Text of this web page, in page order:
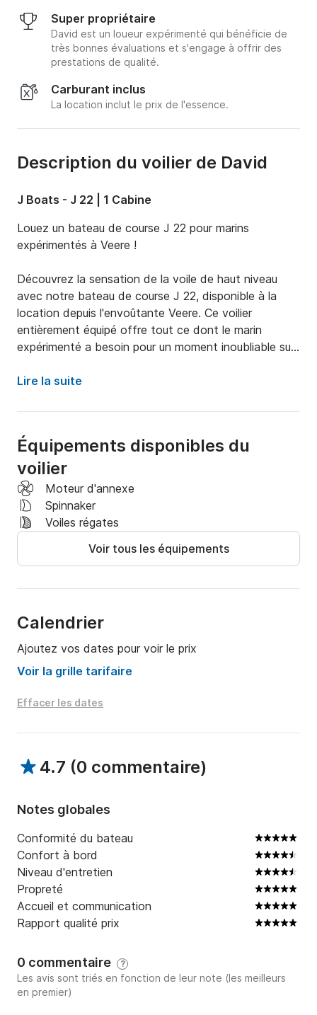
Super propriétaire
David est un loueur expérimenté qui bénéficie de
très bonnes évaluations et s'engage à offrir des
prestations de qualité.
Carburant inclus
La location inclut le prix de l'essence.
Description du voilier de David
J Boats - J 22 | 1 Cabine
Louez un bateau de course J 22 pour marins
expérimentés à Veere !
Découvrez la sensation de la voile de haut niveau
avec notre bateau de course J 22, disponible à la
location depuis l'envoûtante Veere. Ce voilier
entièrement équipé offre tout ce dont le marin
expérimenté a besoin pour un moment inoubliable sur
Moteur hors-bord de 4 CV : Pour des manœuvres
faciles et des sorties en douceur.
Voiles haute performance : Y compris un spinnaker,
pour une vitesse et une maniabilité optimales.
Vivez la liberté de la voile avec notre J 22 premium et
profitez du magnifique cadre de Veere. Réservez dès
maintenant et complétez votre aventure en mer !
Lire la suite
Équipements disponibles du
voilier
Moteur d'annexe
Spinnaker
Voiles régates
Voir tous les équipements
Calendrier
Ajoutez vos dates pour voir le prix
Voir la grille tarifaire
Effacer les dates
4.7 (0 commentaire)
Notes globales
Conformité du bateau
Confort à bord
Niveau d'entretien
Propreté
Accueil et communication
Rapport qualité prix
0 commentaire ?
Les avis sont triés en fonction de leur note (les meilleurs
en premier)